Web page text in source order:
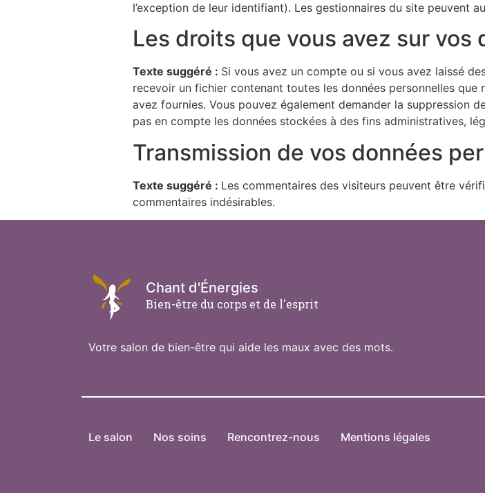
l’exception de leur identifiant). Les gestionnaires du site peuvent
Les droits que vous avez sur vos
Texte suggéré : Si vous avez un compte ou si vous avez laissé
recevoir un fichier contenant toutes les données personnelles
avez fournies. Vous pouvez également demander la suppression
pas en compte les données stockées à des fins administratives,
Transmission de vos données
Texte suggéré : Les commentaires des visiteurs peuvent être
commentaires indésirables.
Chant d'Énergies
Bien-être du corps et de l'esprit
Votre salon de bien-être qui aide les maux avec des mots.
Le salon Nos soins Rencontrez-nous Mentions légales